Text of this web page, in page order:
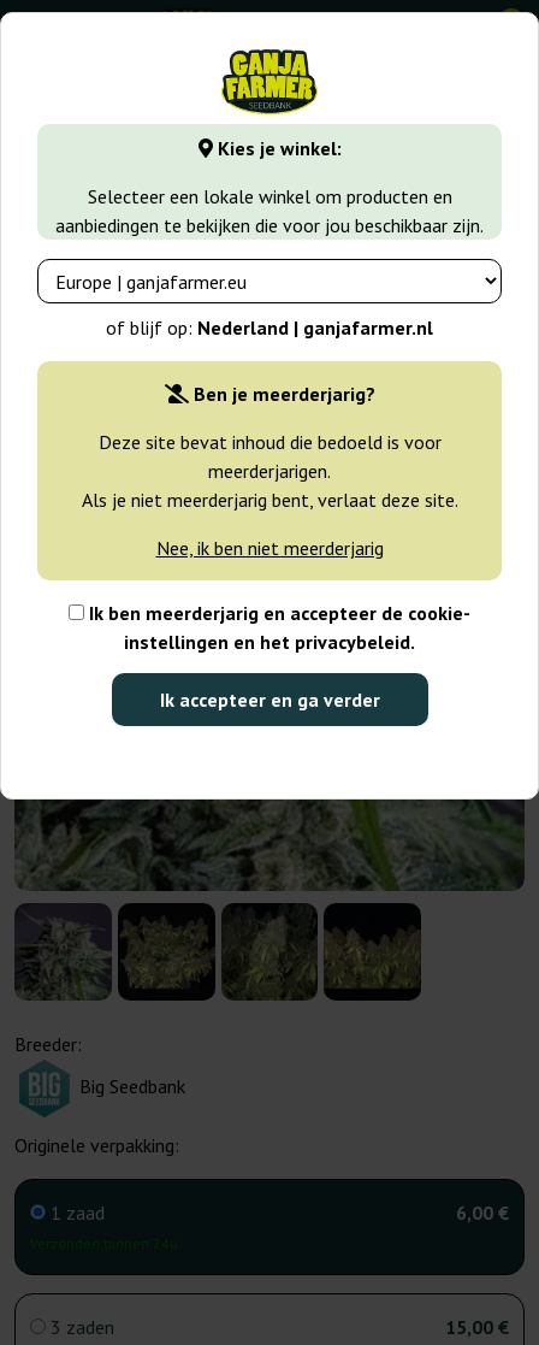
⭐ -40% Snelgroeiende soorten ⭐
⏰ 2 dagen 09:16:45
Kies je winkel:
Selecteer een lokale winkel om producten en
aanbiedingen te bekijken die voor jou beschikbaar zijn.
of blijf op: Nederland | ganjafarmer.nl
Ben je meerderjarig?
Deze site bevat inhoud die bedoeld is voor
meerderjarigen.
Als je niet meerderjarig bent, verlaat deze site.
Nee, ik ben niet meerderjarig
Ik ben meerderjarig en accepteer de cookie-
instellingen en het privacybeleid.
Ik accepteer en ga verder
0
GanjaFarmer.nl Wiet soorten Amnesia Haze
Auto Afghan Amnesia Big
Seedbank
Breeder:
Big Seedbank
Originele verpakking:
1 zaad 6,00 €
3 zaden 15,00 €